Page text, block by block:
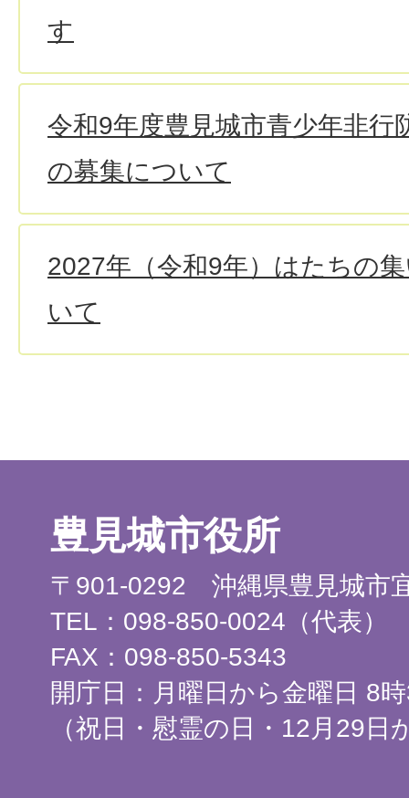
す
令和9年度豊見城市青少年非行
の募集について
2027年（令和9年）はたちの
いて
豊見城市役所
〒901-0292 沖縄県豊見城市
TEL：098-850-0024（代表）
FAX：098-850-5343
開庁日：月曜日から金曜日 8
（祝日・慰霊の日・12月29日